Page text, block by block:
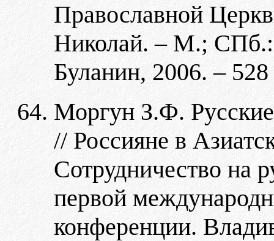
Православной
Николай. – М.;
Буланин, 2006. – 528
Моргун З.Ф.
// Россияне в
Сотрудничество на
первой
конференции.